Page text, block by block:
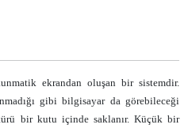
ekrandan oluşan bir sistemdir.
gibi bilgisayar da görebileceği
bir kutu içinde saklanır. Küçük bir